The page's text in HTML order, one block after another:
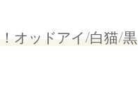
オッドアイ/白猫/黒